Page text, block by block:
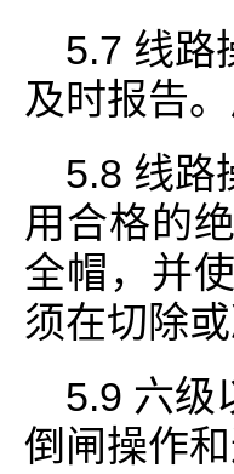
5.7 线路
及时报告
5.8 线路
用合格的
全帽，并
须在切除
5.9 六级
倒闸操作和